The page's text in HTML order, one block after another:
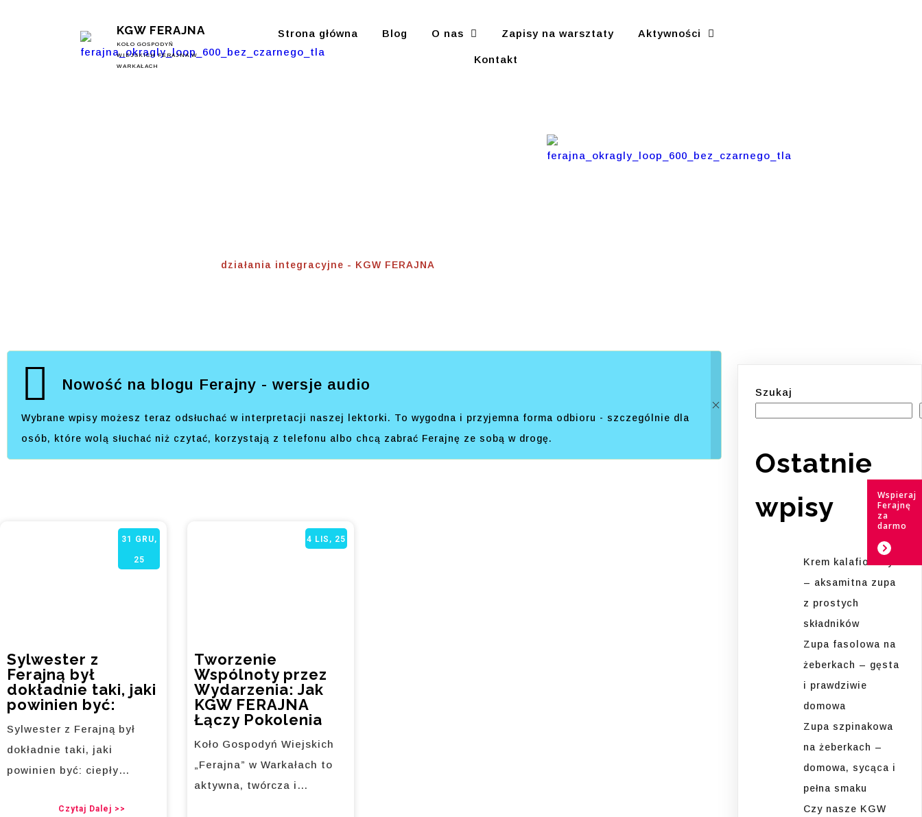
KGW FERAJNA
KOŁO GOSPODYŃ
WIEJSKICH FERAJNA W
WARKAŁACH
Strona główna Blog O nas Zapisy na warsztaty Aktywności
Kontakt
działania integracyjne - KGW FERAJNA
Nowość na blogu Ferajny - wersje audio
Wybrane wpisy możesz teraz odsłuchać w interpretacji naszej lektorki. To wygodna i przyjemna forma odbioru - szczególnie dla
osób, które wolą słuchać niż czytać, korzystają z telefonu albo chcą zabrać Ferajnę ze sobą w drogę.
Sylwester z
Ferajną był
dokładnie taki, jaki
powinien być:
31 GRU,
25
Sylwester z Ferajną był
dokładnie taki, jaki
powinien być: ciepły…
Czytaj Dalej >>
Tworzenie
Wspólnoty przez
Wydarzenia: Jak
KGW FERAJNA
Łączy Pokolenia
4 LIS, 25
Koło Gospodyń Wiejskich
„Ferajna” w Warkałach to
aktywna, twórcza i…
Szukaj
Ostatnie
wpisy
Krem kalafiorowy
– aksamitna zupa
z prostych
składników
Zupa fasolowa na
żeberkach – gęsta
i prawdziwie
domowa
Zupa szpinakowa
na żeberkach –
domowa, sycąca i
pełna smaku
Czy nasze KGW
Wspieraj
Ferajnę
za
darmo